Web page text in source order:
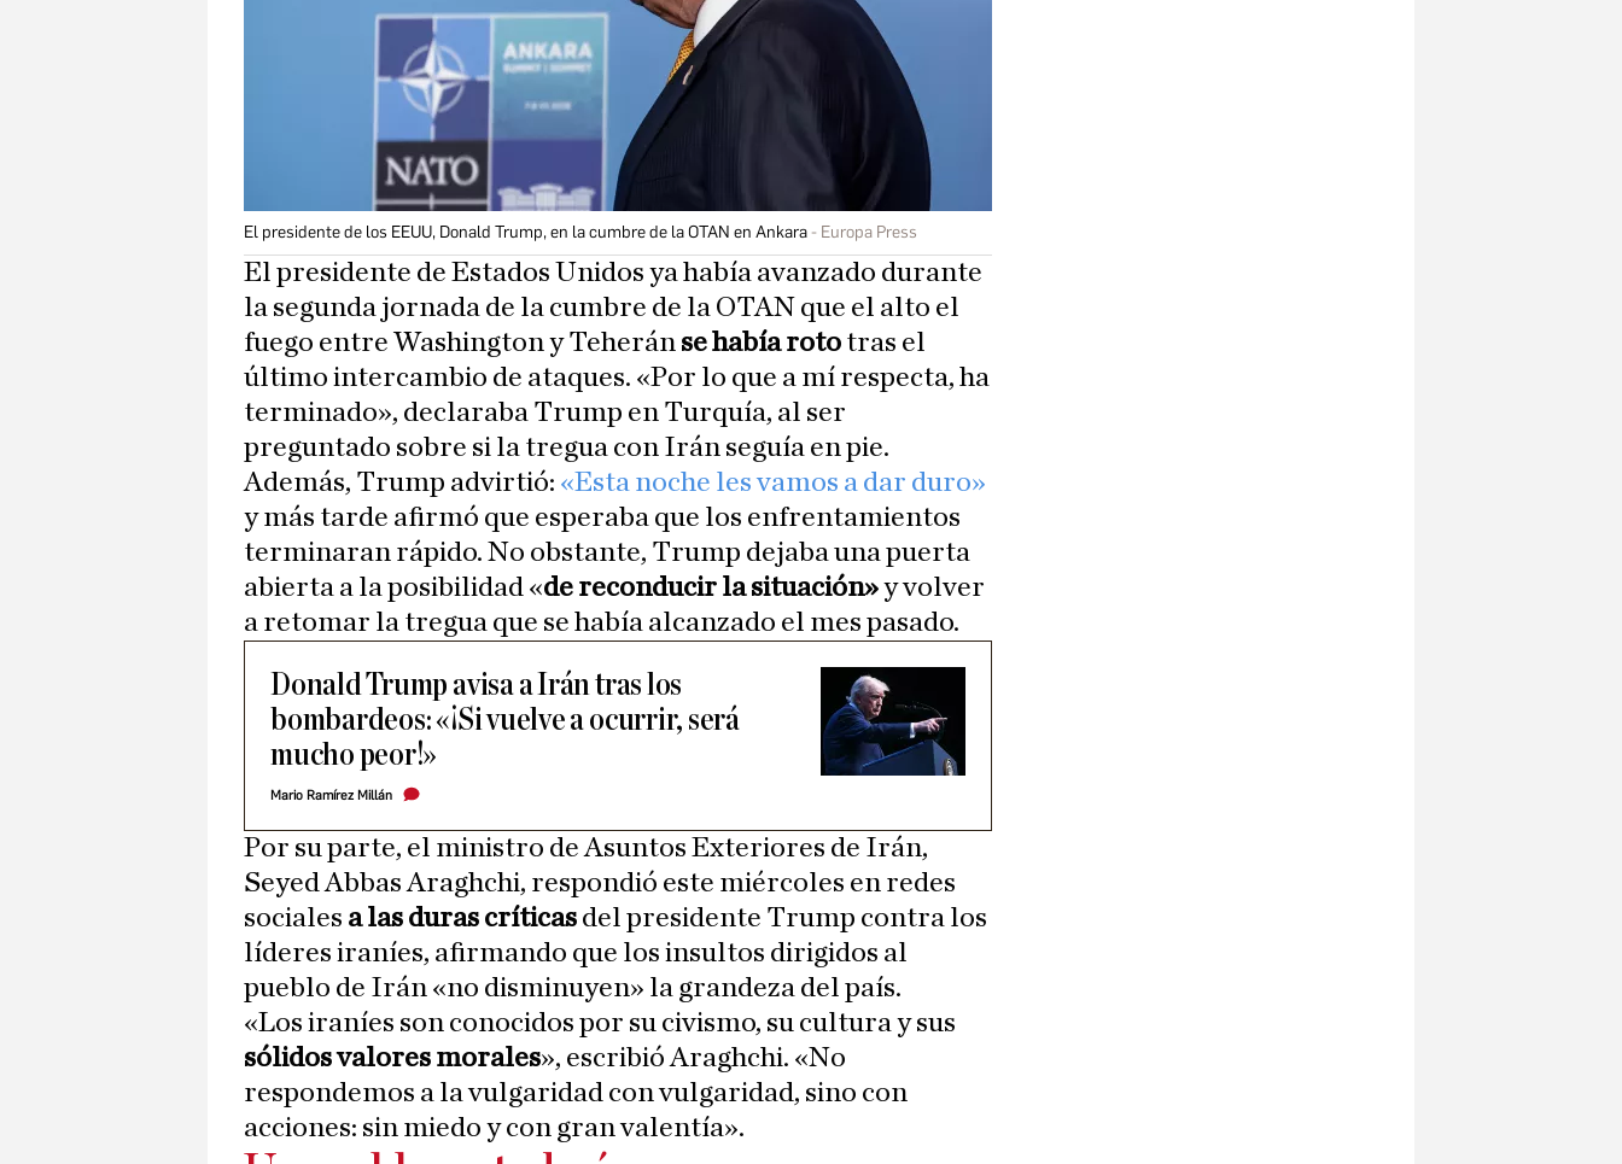
El presidente de los EEUU, Donald Trump, en la cumbre de la OTAN en Ankara Europa Press
El presidente de Estados Unidos ya había avanzado durante
la segunda jornada de la cumbre de la OTAN que el alto el
fuego entre Washington y Teherán se había roto tras el
último intercambio de ataques. «Por lo que a mí respecta, ha
terminado», declaraba Trump en Turquía, al ser
preguntado sobre si la tregua con Irán seguía en pie.
Además, Trump advirtió: «Esta noche les vamos a dar duro»
y más tarde afirmó que esperaba que los enfrentamientos
terminaran rápido. No obstante, Trump dejaba una puerta
abierta a la posibilidad «de reconducir la situación»y volver
a retomar la tregua que se había alcanzado el mes pasado.
Donald Trump avisa a Irán tras los
bombardeos: «¡Si vuelve a ocurrir, será
mucho peor!»
Mario Ramírez Millán
Por su parte, el ministro de Asuntos Exteriores de Irán,
Seyed Abbas Araghchi, respondió este miércoles en redes
sociales a las duras críticas del presidente Trump contra los
líderes iraníes, afirmando que los insultos dirigidos al
pueblo de Irán «no disminuyen» la grandeza del país.
«Los iraníes son conocidos por su civismo, su cultura y sus
sólidos valores morales», escribió Araghchi. «No
respondemos a la vulgaridad con vulgaridad, sino con
acciones: sin miedo y con gran valentía».